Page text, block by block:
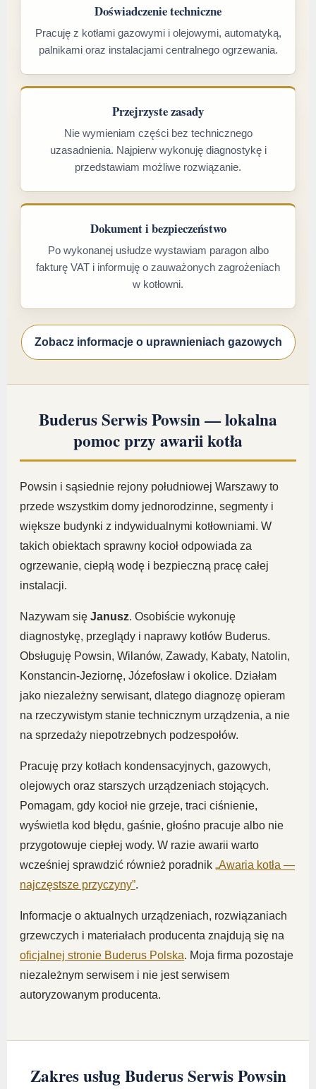
Doświadczenie techniczne
Pracuję z kotłami gazowymi i olejowymi, automatyką,
palnikami oraz instalacjami centralnego ogrzewania.
Przejrzyste zasady
Nie wymieniam części bez technicznego
uzasadnienia. Najpierw wykonuję diagnostykę i
przedstawiam możliwe rozwiązanie.
Dokument i bezpieczeństwo
Po wykonanej usłudze wystawiam paragon albo
fakturę VAT i informuję o zauważonych zagrożeniach
w kotłowni.
Zobacz informacje o uprawnieniach gazowych
Buderus Serwis Powsin — lokalna
pomoc przy awarii kotła
Powsin i sąsiednie rejony południowej Warszawy to
przede wszystkim domy jednorodzinne, segmenty i
większe budynki z indywidualnymi kotłowniami. W
takich obiektach sprawny kocioł odpowiada za
ogrzewanie, ciepłą wodę i bezpieczną pracę całej
instalacji.
Nazywam się Janusz. Osobiście wykonuję
diagnostykę, przeglądy i naprawy kotłów Buderus.
Obsługuję Powsin, Wilanów, Zawady, Kabaty, Natolin,
Konstancin-Jeziornę, Józefosław i okolice. Działam
jako niezależny serwisant, dlatego diagnozę opieram
na rzeczywistym stanie technicznym urządzenia, a nie
na sprzedaży niepotrzebnych podzespołów.
Pracuję przy kotłach kondensacyjnych, gazowych,
olejowych oraz starszych urządzeniach stojących.
Pomagam, gdy kocioł nie grzeje, traci ciśnienie,
wyświetla kod błędu, gaśnie, głośno pracuje albo nie
przygotowuje ciepłej wody. W razie awarii warto
wcześniej sprawdzić również poradnik „Awaria kotła —
najczęstsze przyczyny”.
Informacje o aktualnych urządzeniach, rozwiązaniach
grzewczych i materiałach producenta znajdują się na
oficjalnej stronie Buderus Polska. Moja firma pozostaje
niezależnym serwisem i nie jest serwisem
autoryzowanym producenta.
Zakres usług Buderus Serwis Powsin